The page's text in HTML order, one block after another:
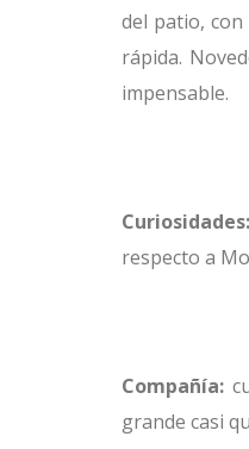
del patio,
rápida.
impensable.
Curiosidades:
respecto a
Compañía:
grande casi